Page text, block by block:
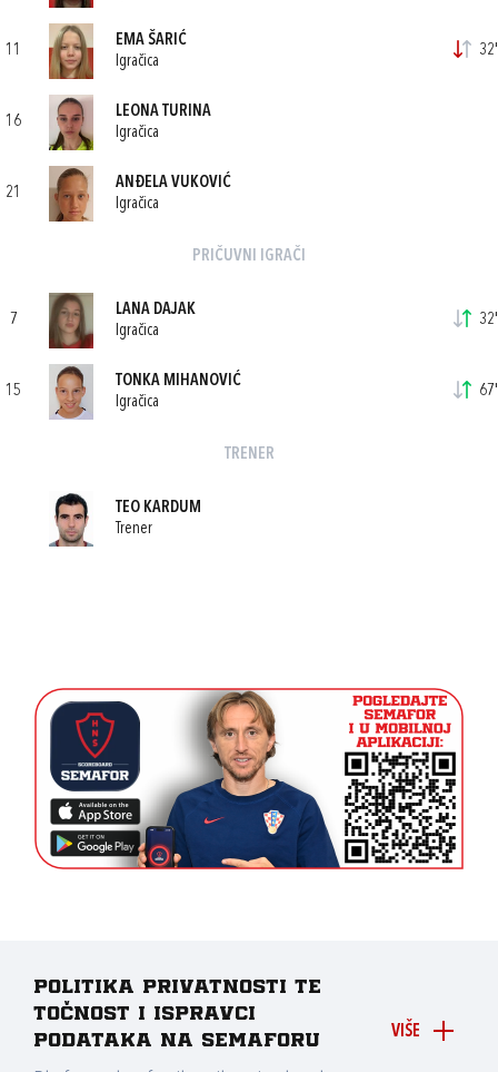
11
EMA ŠARIĆ
Igračica
32'
16
LEONA TURINA
Igračica
21
ANĐELA VUKOVIĆ
Igračica
PRIČUVNI IGRAČI
7
LANA DAJAK
Igračica
32'
15
TONKA MIHANOVIĆ
Igračica
67'
TRENER
TEO KARDUM
Trener
VIŠE
Politika privatnosti te
točnost i ispravci
podataka na Semaforu